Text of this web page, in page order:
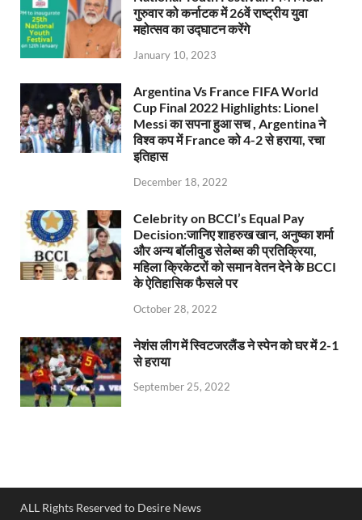
गुरुवार को कर्नाटक में 26वें राष्ट्रीय युवा
महोत्सव का उद्घाटन करेंगे
January 10, 2023
Argentina Vs France FIFA World
Cup Final 2022 Highlights: Lionel
Messi का सपना हुआ सच , Argentina ने
विश्व कप में France को 4-2 से हराया, रचा
इतिहास
December 18, 2022
Celebrity on BCCI’s Equal Pay
Decision:जानिए शाहरुख खान, अनुष्का शर्मा
और अन्य बॉलीवुड सेलेब्स की प्रतिक्रिया,
महिला क्रिकेटरों को समान वेतन देने के BCCI
के ऐतिहासिक फैसले पर
October 28, 2022
नेशंस लीग में स्विटजरलैंड ने स्पेन को घर में 2-1
से हराया
September 25, 2022
ALL Rights Reserved to Desire News